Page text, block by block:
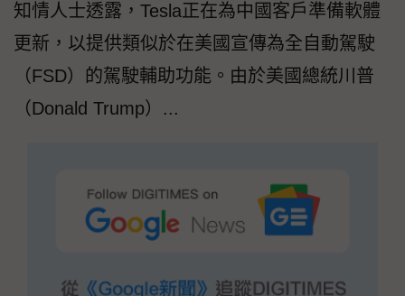
知情人士透露，Tesla正在為中國客戶準備軟體
更新，以提供類似於在美國宣傳為全自動駕駛
（FSD）的駕駛輔助功能。由於美國總統川普
（Donald Trump）...